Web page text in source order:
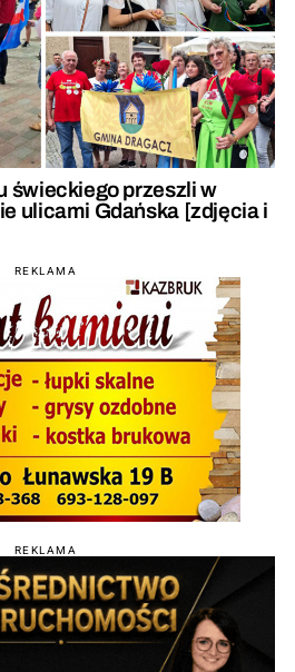
świeckiego przeszli w
ulicami Gdańska [zdjęcia i
REKLAMA
REKLAMA